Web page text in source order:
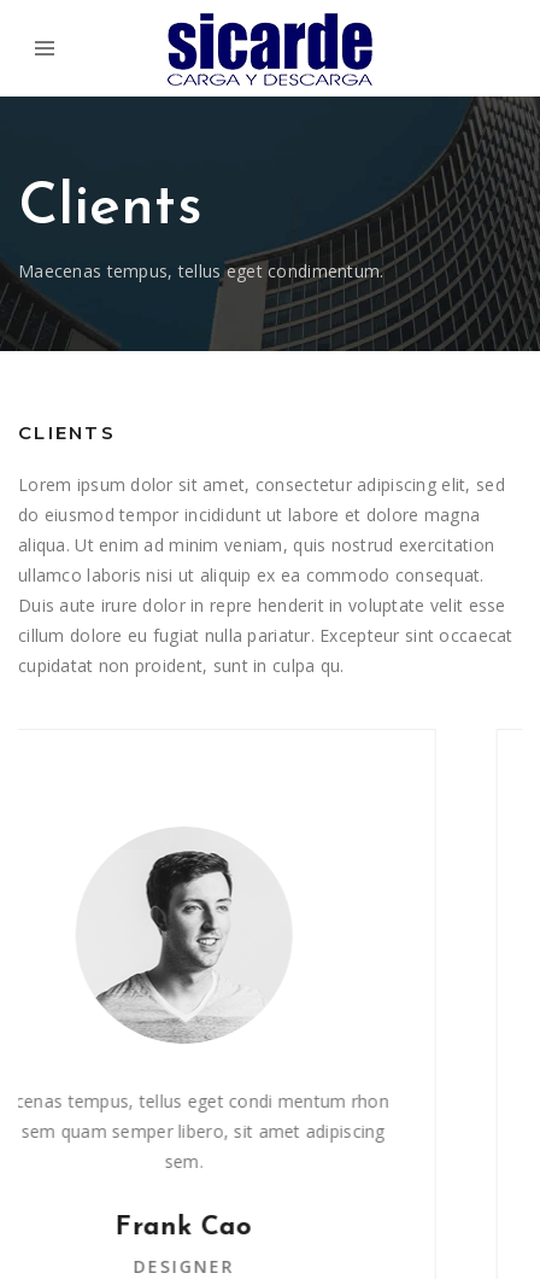
Clients
Maecenas tempus, tellus eget condimentum.
CLIENTS
Lorem ipsum dolor sit amet, consectetur adipiscing elit, sed
do eiusmod tempor incididunt ut labore et dolore magna
aliqua. Ut enim ad minim veniam, quis nostrud exercitation
ullamco laboris nisi ut aliquip ex ea commodo consequat.
Duis aute irure dolor in repre henderit in voluptate velit esse
cillum dolore eu fugiat nulla pariatur. Excepteur sint occaecat
cupidatat non proident, sunt in culpa qu.
Maecenas tempus, tellus eget condi mentum rhon
cus, sem quam semper libero, sit amet adipiscing
John Brown
DESIGNER